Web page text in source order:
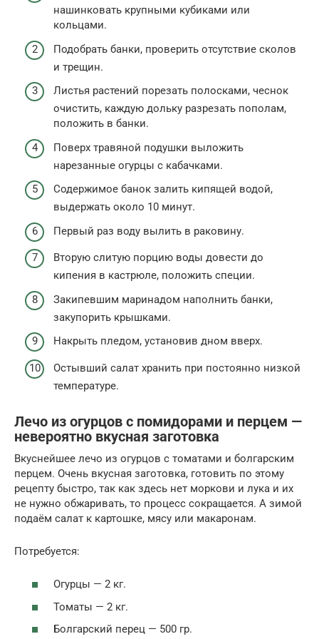
нашинковать крупными кубиками или
кольцами.
Подобрать банки, проверить отсутствие сколов
и трещин.
Листья растений порезать полосками, чеснок
очистить, каждую дольку разрезать пополам,
положить в банки.
Поверх травяной подушки выложить
нарезанные огурцы с кабачками.
Содержимое банок залить кипящей водой,
выдержать около 10 минут.
Первый раз воду вылить в раковину.
Вторую слитую порцию воды довести до
кипения в кастрюле, положить специи.
Закипевшим маринадом наполнить банки,
закупорить крышками.
Накрыть пледом, установив дном вверх.
Остывший салат хранить при постоянно низкой
температуре.
Лечо из огурцов с помидорами и перцем —
невероятно вкусная заготовка
Вкуснейшее лечо из огурцов с томатами и болгарским
перцем. Очень вкусная заготовка, готовить по этому
рецепту быстро, так как здесь нет моркови и лука и их
не нужно обжаривать, то процесс сокращается. А зимой
подаём салат к картошке, мясу или макаронам.
Потребуется:
Огурцы — 2 кг.
Томаты — 2 кг.
Болгарский перец — 500 гр.